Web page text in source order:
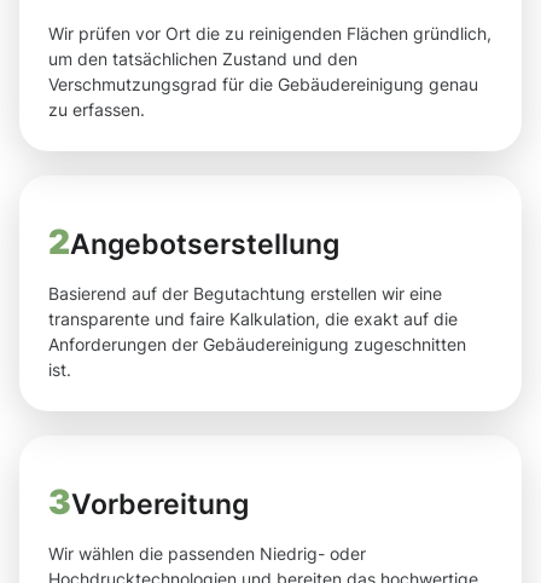
Wir prüfen vor Ort die zu reinigenden Flächen gründlich,
um den tatsächlichen Zustand und den
Verschmutzungsgrad für die Gebäudereinigung genau
zu erfassen.
2Angebotserstellung
Basierend auf der Begutachtung erstellen wir eine
transparente und faire Kalkulation, die exakt auf die
Anforderungen der Gebäudereinigung zugeschnitten
ist.
3Vorbereitung
Wir wählen die passenden Niedrig- oder
Hochdrucktechnologien und bereiten das hochwertige